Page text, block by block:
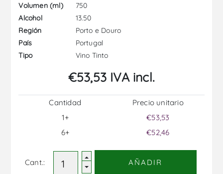
Volumen (ml)
750
Alcohol
13.50
Región
Porto e Douro
País
Portugal
Tipo
Vino Tinto
€53,53 IVA incl.
Cantidad
1+
6+
Precio unitario
€53,53
€52,46
Cant.: AÑADIR